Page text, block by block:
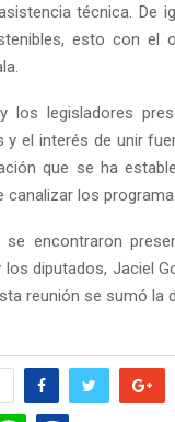
técnica. De
esto con el
los legisladores
y el interés de unir
que se ha
canalizar los
se encontraron
diputados, Jaciel
reunión se sumó la